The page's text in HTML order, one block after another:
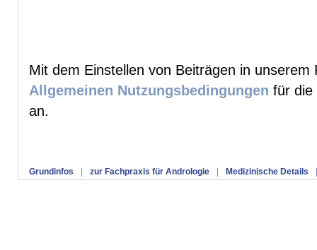
Mit dem Einstellen von Beiträgen in
Allgemeinen Nutzungsbedingungen für die
an.
Grundinfos zur Fachpraxis für Andrologie Medizinische Details